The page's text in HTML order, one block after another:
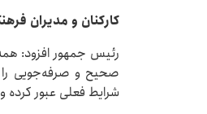
کارکنان و مدیران
رئیس جمهور افزود:
صحیح و صرفه‌جویی را
شرایط فعلی عبور کرده